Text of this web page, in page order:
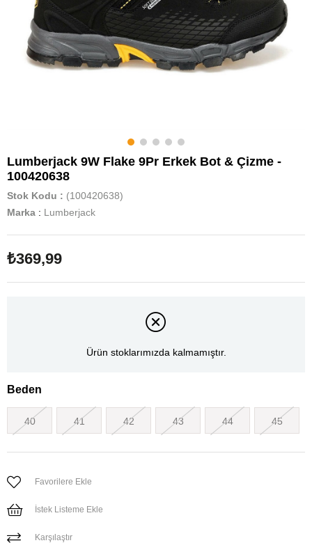
Lumberjack 9W Flake 9Pr Erkek Bot & Çizme -
100420638
Stok Kodu
(100420638)
Marka : Lumberjack
₺369,99
Ürün stoklarımızda kalmamıştır.
Beden
40 41 42 43 44 45
Favorilere Ekle
İstek Listeme Ekle
Karşılaştır